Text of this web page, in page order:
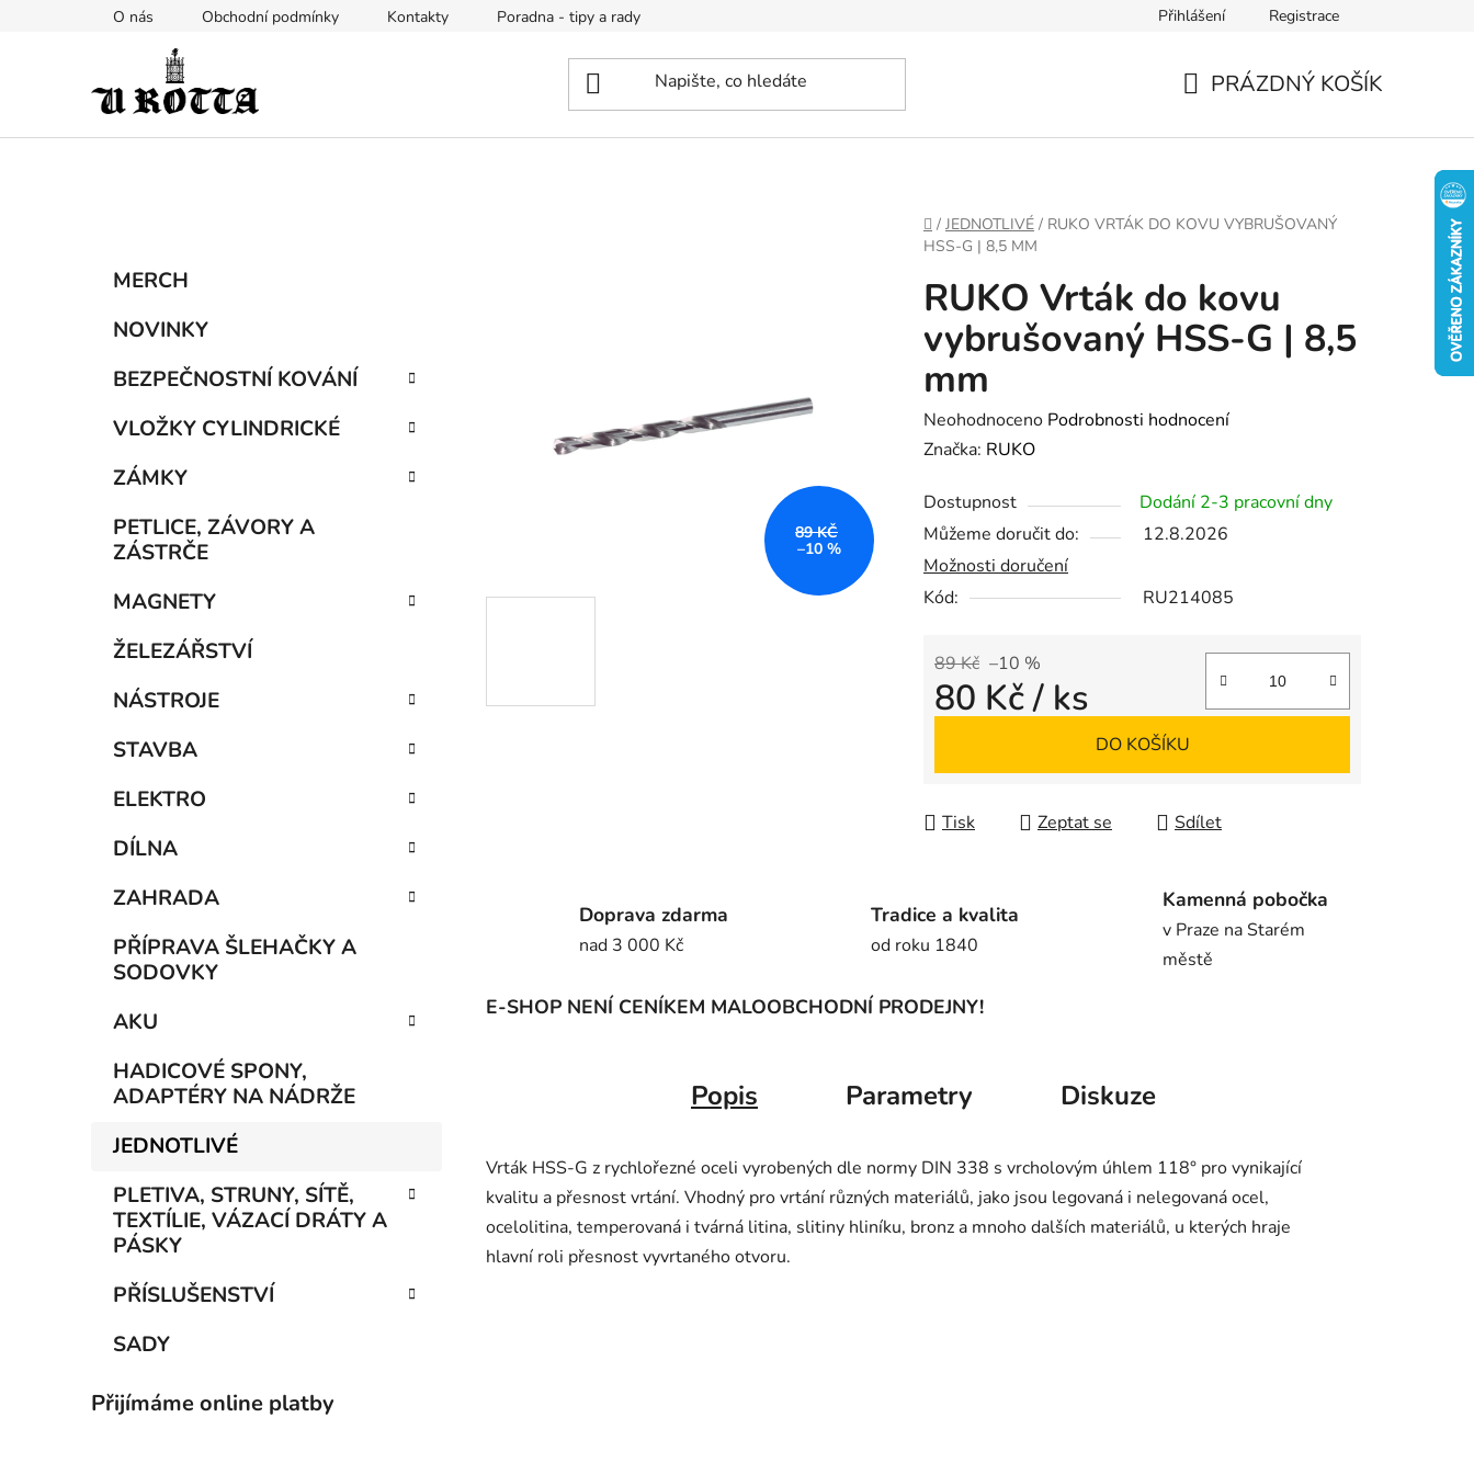
O nás Obchodní podmínky Kontakty Poradna - tipy a rady Přihlášení Registrace
PRÁZDNÝ KOŠÍK
DOMŮ
/ JEDNOTLIVÉ / RUKO VRTÁK DO KOVU VYBRUŠOVANÝ
HSS-G | 8,5 MM
Přeskočit
kategorie
MERCH
NOVINKY
BEZPEČNOSTNÍ KOVÁNÍ
VLOŽKY CYLINDRICKÉ
ZÁMKY
PETLICE, ZÁVORY A
ZÁSTRČE
MAGNETY
ŽELEZÁŘSTVÍ
NÁSTROJE
STAVBA
ELEKTRO
DÍLNA
ZAHRADA
PŘÍPRAVA ŠLEHAČKY A
SODOVKY
AKU
HADICOVÉ SPONY,
ADAPTÉRY NA NÁDRŽE
JEDNOTLIVÉ
PLETIVA, STRUNY, SÍTĚ,
TEXTÍLIE, VÁZACÍ DRÁTY A
PÁSKY
PŘÍSLUŠENSTVÍ
SADY
Přijímáme online platby
RUKO Vrták do kovu
vybrušovaný HSS-G | 8,5
mm
Průměrné
hodnocení
je
0,0
z
5
Neohodnoceno Podrobnosti hodnocení
Značka: RUKO
Dostupnost
Dodání 2-3 pracovní dny
Můžeme doručit do:
12.8.2026
Možnosti doručení
Kód:
RU214085
89 Kč –10 %
80 Kč/ ks
DO KOŠÍKU
Tisk Zeptat se Sdílet
89 KČ
–10 %
Doprava zdarma
nad 3 000 Kč
Tradice a kvalita
od roku 1840
Kamenná pobočka
v Praze na Starém
městě
E-SHOP NENÍ CENÍKEM MALOOBCHODNÍ PRODEJNY!
Popis Parametry Diskuze
Vrták HSS-G z rychlořezné oceli vyrobených dle normy DIN 338 s vrcholovým úhlem 118° pro vynikající
kvalitu a přesnost vrtání. Vhodný pro vrtání různých materiálů, jako jsou legovaná i nelegovaná ocel,
ocelolitina, temperovaná i tvárná litina, slitiny hliníku, bronz a mnoho dalších materiálů, u kterých hraje
hlavní roli přesnost vyvrtaného otvoru.